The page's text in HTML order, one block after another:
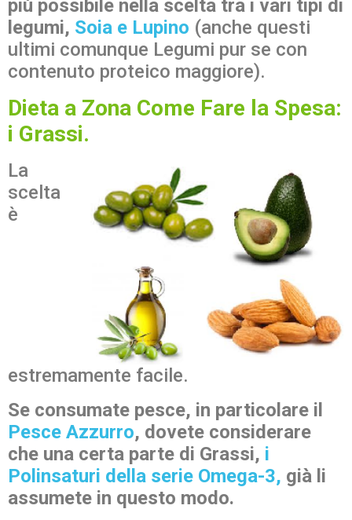
più possibile nella scelta tra i vari tipi di
legumi, Soia e Lupino (anche questi
ultimi comunque Legumi pur se con
contenuto proteico maggiore).
Dieta a Zona Come Fare la Spesa:
i Grassi.
La
scelta
è
estremamente facile.
Se consumate pesce, in particolare il
Pesce Azzurro, dovete considerare
che una certa parte di Grassi, i
Polinsaturi della serie Omega-3, già li
assumete in questo modo.